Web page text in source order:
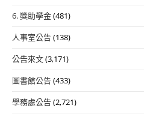
6. 獎助學金(481)
人事室公告(138)
公告來文(3,171)
圖書館公告(433)
學務處公告(2,721)